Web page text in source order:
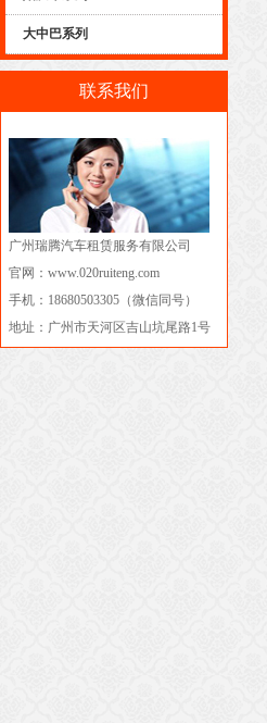
大中巴系列
联系我们
广州瑞腾汽车租赁服务有限公司
官网：www.020ruiteng.com
手机：18680503305（微信同号）
地址：广州市天河区吉山坑尾路1号